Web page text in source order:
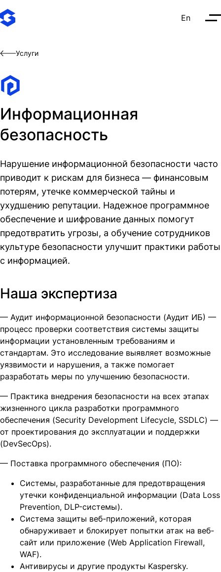
En
Услуги
Информационная
безопасность
Нарушение информационной безопасности часто
приводит к рискам для бизнеса — финансовым
потерям, утечке коммерческой тайны и
ухудшению репутации. Надежное программное
обеспечение и шифрование данных помогут
предотвратить угрозы, а обучение сотрудников
культуре безопасности улучшит практики работы
с информацией.
Наша экспертиза
— Аудит информационной безопасности (Аудит ИБ) —
процесс проверки соответствия системы защиты
информации установленным требованиям и
стандартам. Это исследование выявляет возможные
уязвимости и нарушения, а также помогает
разработать меры по улучшению безопасности.
— Практика внедрения безопасности на всех этапах
жизненного цикла разработки программного
обеспечения (Security Development Lifecycle, SSDLC) —
от проектирования до эксплуатации и поддержки
(DevSecOps).
— Поставка программного обеспечения (ПО):
Системы, разработанные для предотвращения
утечки конфиденциальной информации (Data Loss
Prevention, DLP-системы).
Система защиты веб-приложений, которая
обнаруживает и блокирует попытки атак на веб-
сайт или приложение (Web Application Firewall,
WAF).
Антивирусы и другие продукты Kaspersky.